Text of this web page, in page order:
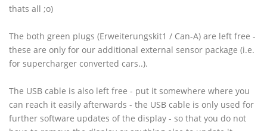
thats all ;o)
The both green plugs (Erweiterungskit1 / Can-A) are left free -
these are only for our additional external sensor package (i.e.
for supercharger converted cars..).
The USB cable is also left free - put it somewhere where you
can reach it easily afterwards - the USB cable is only used for
further software updates of the display - so that you do not